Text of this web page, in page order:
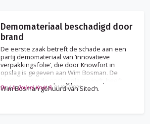
Demomateriaal beschadigd door
brand
De eerste zaak betreft de schade aan een
partij demomateriaal van ‘innovatieve
verpakkingsfolie’, die door Knowfort in
opslag is gegeven aan Wim Bosman. De
Wim Bosman gehuurd van Sitech.
Dr. J.A. (Jolien) Kruit & 01/06/2021